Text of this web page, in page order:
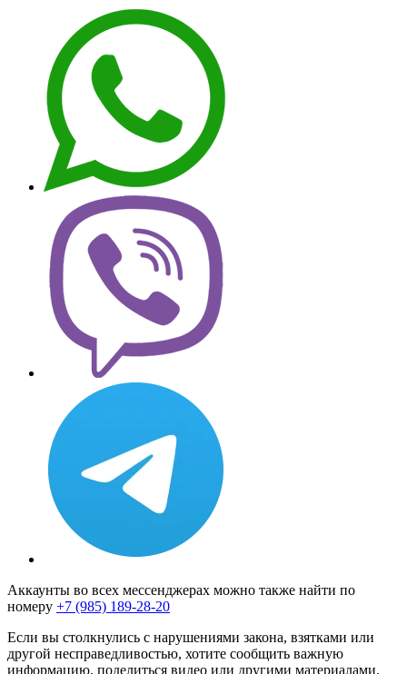
Аккаунты во всех мессенджерах можно также найти по
номеру +7 (985) 189-28-20
Если вы столкнулись с нарушениями закона, взятками или
другой несправедливостью, хотите сообщить важную
информацию, поделиться видео или другими материалами,